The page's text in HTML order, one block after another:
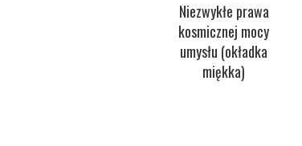
Niezwykłe prawa
kosmicznej mocy
umysłu (okładka
miękka)